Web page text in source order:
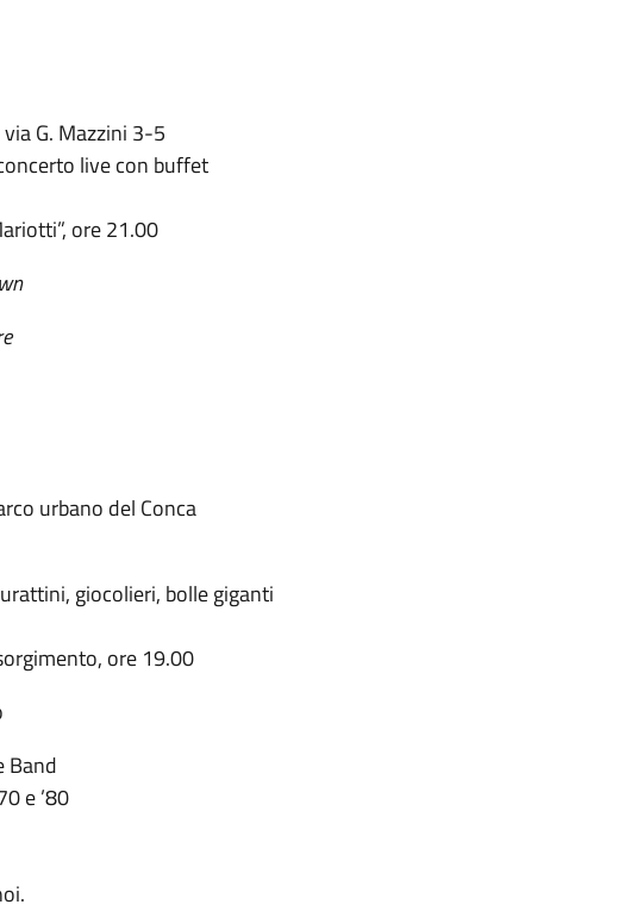
G. Mazzini 3-5
live con buffet
ore 21.00
urbano del Conca
giocolieri, bolle giganti
ore 19.00
Band
e ’80